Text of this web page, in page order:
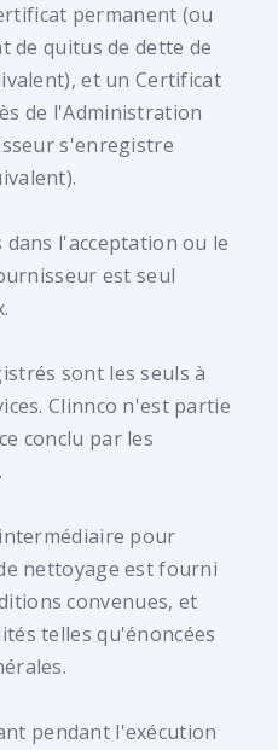
permanent (ou
de quitus de dette de
et un Certificat
de l'Administration
s'enregistre
l'acceptation ou le
est seul
sont les seuls à
Clinnco n'est partie
conclu par les
pour
nettoyage est fourni
convenues, et
telles qu'énoncées
pendant l'exécution